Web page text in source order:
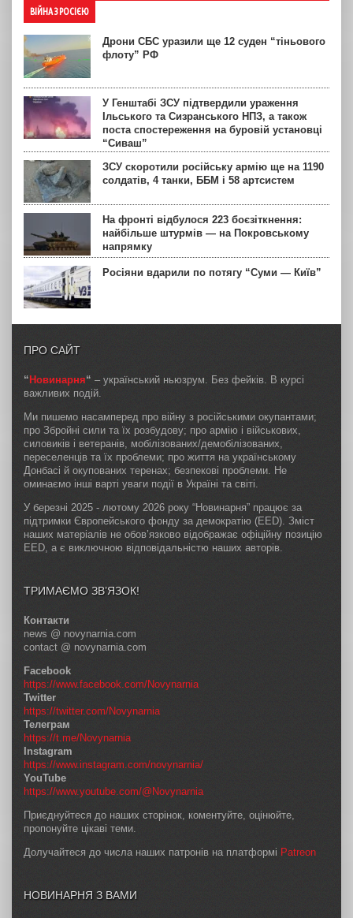
ВІЙНА З РОСІЄЮ
Дрони СБС уразили ще 12 суден “тіньового
флоту” РФ
У Генштабі ЗСУ підтвердили ураження
Ільського та Сизранського НПЗ, а також
поста спостереження на буровій установці
“Сиваш”
ЗСУ скоротили російську армію ще на 1190
солдатів, 4 танки, ББМ і 58 артсистем
На фронті відбулося 223 боєзіткнення:
найбільше штурмів — на Покровському
напрямку
Росіяни вдарили по потягу “Суми — Київ”
ПРО САЙТ
“ Новинарня“ – український ньюзрум. Без фейків. В курсі
важливих подій.
Ми пишемо насамперед про війну з російськими окупантами;
про Збройні сили та їх розбудову; про армію і військових,
силовиків і ветеранів, мобілізованих/демобілізованих,
переселенців та їх проблеми; про життя на українському
Донбасі й окупованих теренах; безпекові проблеми. Не
оминаємо інші варті уваги події в Україні та світі.
У березні 2025 - лютому 2026 року “Новинарня” працює за
підтримки Європейського фонду за демократію (EED). Зміст
наших матеріалів не обов’язково відображає офіційну позицію
EED, а є виключною відповідальністю наших авторів.
ТРИМАЄМО ЗВ’ЯЗОК!
Контакти
news @ novynarnia.com
contact @ novynarnia.com
Facebook
https://www.facebook.com/Novynarnia
Twitter
https://twitter.com/Novynarnia
Телеграм
https://t.me/Novynarnia
Instagram
https://www.instagram.com/novynarnia/
YouTube
https://www.youtube.com/@Novynarnia
Приєднуйтеся до наших сторінок, коментуйте, оцінюйте,
пропонуйте цікаві теми.
Долучайтеся до числа наших патронів на платформі Patreon
НОВИНАРНЯ З ВАМИ